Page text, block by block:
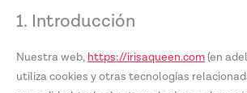
1. Introducción
Nuestra web, https://irisaqueen.com(en
utiliza cookies y otras tecnologías